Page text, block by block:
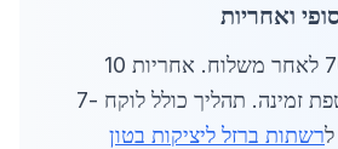
תשלום יתרה 70% לאחר משלוח. אחריות 10
שנים. תמיכה שוטפת זמינה. תהליך כולל לוקח 7-
רשתות ברזל ליציקות בטון